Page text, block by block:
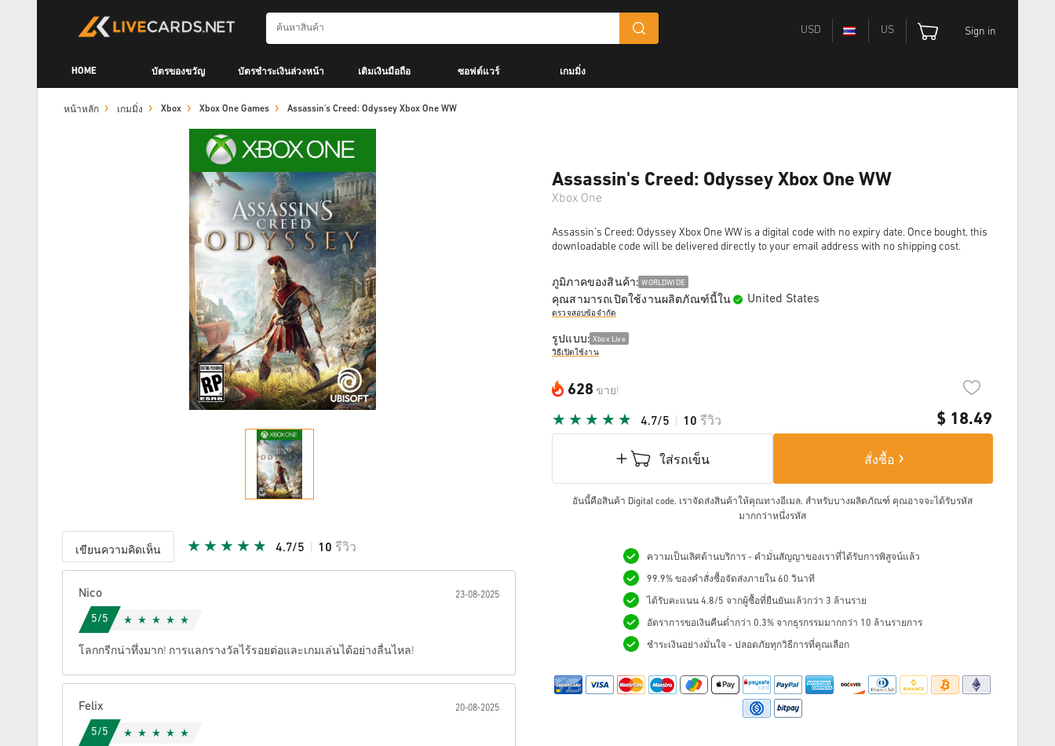
USD US Sign in
HOME บัตรของขวัญ บัตรชำระเงินล่วงหน้า เติมเงินมือถือ ซอฟต์แวร์ เกมมิ่ง
หน้าหลัก เกมมิ่ง Xbox Xbox One Games Assassin's Creed: Odyssey Xbox One WW
เขียนความคิดเห็น 4.7/5 10 รีวิว
ยกเลิก
Nico 23-08-2025
5/5
โลกกรีกน่าทึ่งมาก! การแลกรางวัลไร้รอยต่อและเกมเล่นได้อย่างลื่นไหล!
Felix 20-08-2025
5/5
Assassin's Creed: Odyssey Xbox One WW
Xbox One
Assassin's Creed: Odyssey Xbox One WW is a digital code with no expiry date. Once bought, this
downloadable code will be delivered directly to your email address with no shipping cost.
ภูมิภาคของสินค้า: WORLDWIDE
คุณสามารถเปิดใช้งานผลิตภัณฑ์นี้ใน United States
ตรวจสอบข้อจำกัด
รูปแบบ: Xbox Live
วิธีเปิดใช้งาน
628 ขาย!
$ 18.49
4.7/5 10 รีวิว
ใส่รถเข็น สั่งซื้อ
อันนี้คือสินค้า Digital code. เราจัดส่งสินค้าให้คุณทางอีเมล. สำหรับบางผลิตภัณฑ์ คุณอาจจะได้รับรหัส
มากกว่าหนึ่งรหัส
ความเป็นเลิศด้านบริการ - คำมั่นสัญญาของเราที่ได้รับการพิสูจน์แล้ว
99.9% ของคำสั่งซื้อจัดส่งภายใน 60 วินาที
ได้รับคะแนน 4.8/5 จากผู้ซื้อที่ยืนยันแล้วกว่า 3 ล้านราย
อัตราการขอเงินคืนต่ำกว่า 0.3% จากธุรกรรมมากกว่า 10 ล้านรายการ
ชำระเงินอย่างมั่นใจ - ปลอดภัยทุกวิธีการที่คุณเลือก